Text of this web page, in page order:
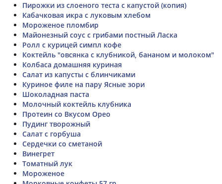
Пирожки из слоеного теста с капустой (копия)
Кабачковая икра с луковым хлебом
Мороженое пломбир
Майонезный соус с грибами постный Ласка
Ролл с курицей симпл кофе
Коктейль "овсянка с клубникой, бананом и молоком"
Колбаса домашняя куриная
Салат из капусты с блинчиками
Куриное филе на пару Ясные зори
Шоколадная паста
Молочный коктейль клубника
Протеин со Вкусом Орео
Пудинг творожный
Салат с горбуша
Сердечки со сметаной
Винегрет
Томатный лук
Мороженое